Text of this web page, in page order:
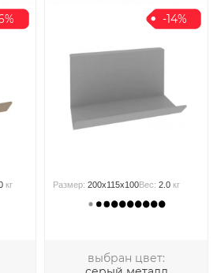
кг
-14%
Размер:200x115x100Вес:2.0 кг
выбран цвет: